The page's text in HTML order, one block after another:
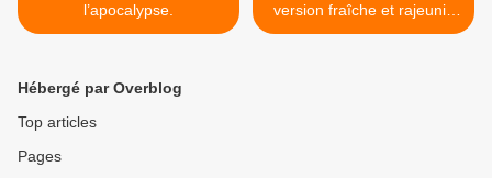
l’apocalypse.
version fraîche et rajeunie
d’une pièce mythique. >
Hébergé par Overblog
Top articles
Pages